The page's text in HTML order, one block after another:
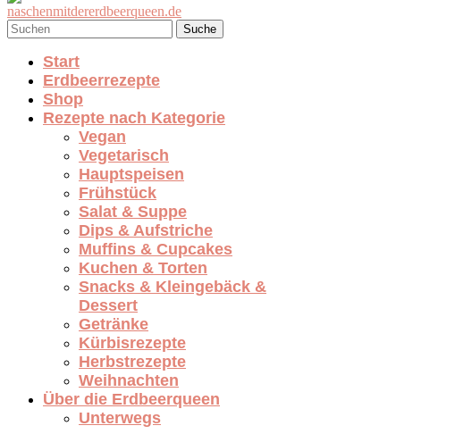
Suche
Start
Erdbeerrezepte
Shop
Rezepte nach Kategorie
Vegan
Vegetarisch
Hauptspeisen
Frühstück
Salat & Suppe
Dips & Aufstriche
Muffins & Cupcakes
Kuchen & Torten
Snacks & Kleingebäck &
Dessert
Getränke
Kürbisrezepte
Herbstrezepte
Weihnachten
Über die Erdbeerqueen
Unterwegs